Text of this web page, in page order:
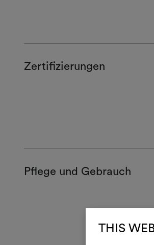
THIS
Zertifizierungen
Pflege und Gebrauch